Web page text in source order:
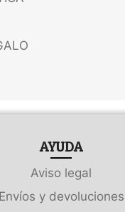
AYUDA
Aviso legal
Envíos y devoluciones